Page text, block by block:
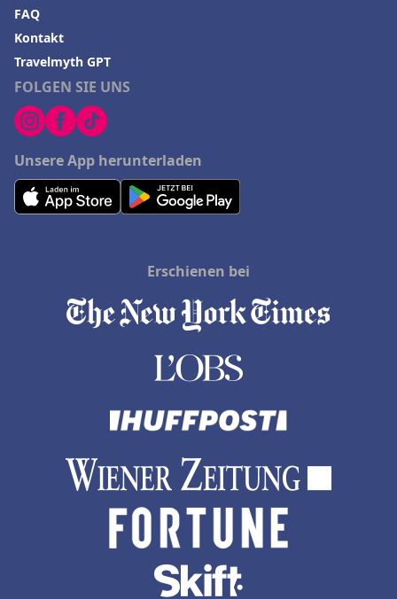
FOLGEN SIE UNS
Unsere App herunterladen
FAQ
Kontakt
Travelmyth GPT
Erschienen bei